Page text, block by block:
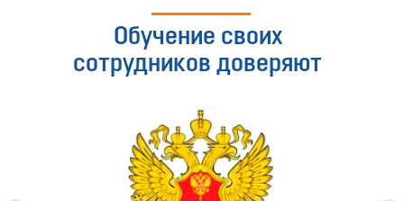
Обучение своих
сотрудников доверяют